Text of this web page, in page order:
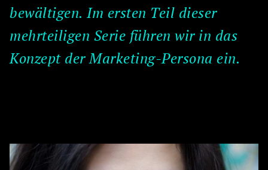
bewältigen. Im ersten Teil dieser
mehrteiligen Serie führen wir in das
Konzept der Marketing-Persona ein.